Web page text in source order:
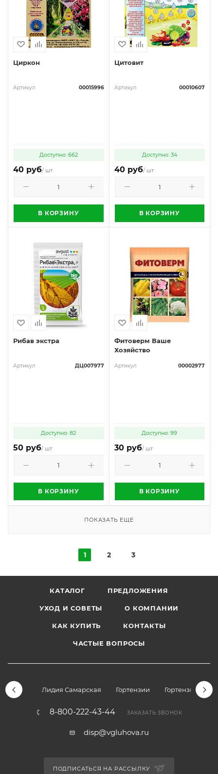
Циркон
Артикул 00015996
Доступно: 662
40 руб/ шт
В КОРЗИНУ
Цитовит
Артикул 00010607
Доступно: 34
40 руб/ шт
В КОРЗИНУ
Рибав экстра
Артикул ДЦ007977
Доступно: 82
50 руб/ шт
В КОРЗИНУ
Фитоверм Ваше
Хозяйство
Артикул 00002977
Доступно: 99
30 руб/ шт
В КОРЗИНУ
ПОКАЗАТЬ ЕЩЕ
1 2 3
КАТАЛОГ ПРЕДЛОЖЕНИЯ
УХОД И СОВЕТЫ О КОМПАНИИ
КАК КУПИТЬ КОНТАКТЫ
ЧАСТЫЕ ВОПРОСЫ
Лидия Самарская Гортензии Гортензии
8-800-222-43-44 ЗАКАЗАТЬ ЗВОНОК
disp@vgluhova.ru
ПОДПИСАТЬСЯ НА РАССЫЛКУ